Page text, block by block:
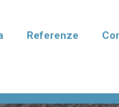
Referenze